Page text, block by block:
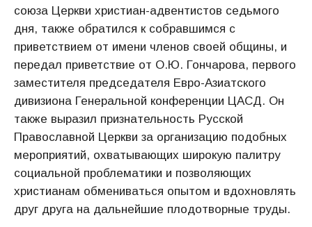
союза Церкви христиан-адвентистов седьмого
дня, также обратился к собравшимся с
приветствием от имени членов своей общины, и
передал приветствие от О.Ю. Гончарова, первого
заместителя председателя Евро-Азиатского
дивизиона Генеральной конференции ЦАСД. Он
также выразил признательность Русской
Православной Церкви за организацию подобных
мероприятий, охватывающих широкую палитру
социальной проблематики и позволяющих
христианам обмениваться опытом и вдохновлять
друг друга на дальнейшие плодотворные труды.